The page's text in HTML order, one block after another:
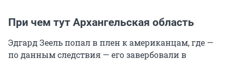
При чем тут Архангельская область
Эдгард Зеель попал в плен к американцам, где —
по данным следствия — его завербовали в